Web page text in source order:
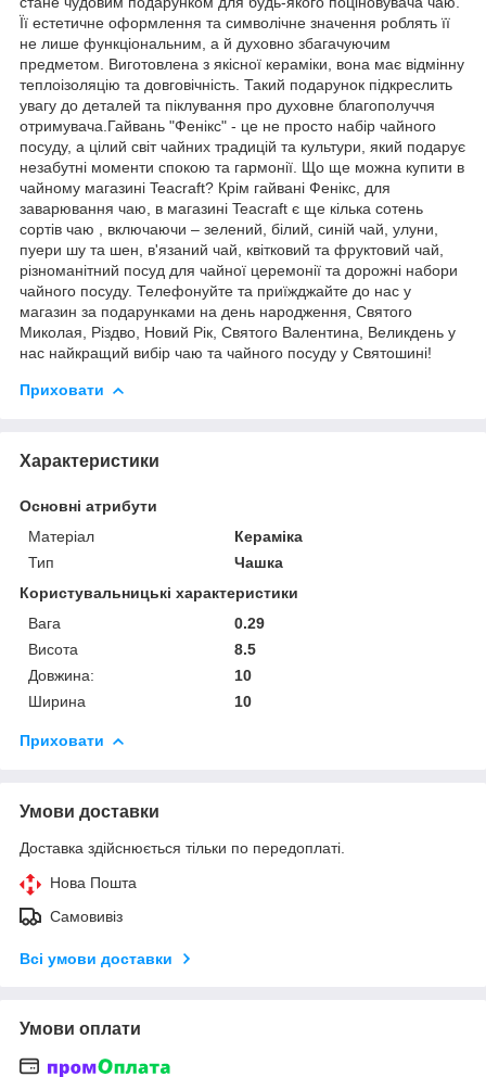
Її естетичне оформлення та символічне значення роблять її
не лише функціональним, а й духовно збагачуючим
предметом. Виготовлена з якісної кераміки, вона має відмінну
теплоізоляцію та довговічність. Такий подарунок підкреслить
увагу до деталей та піклування про духовне благополуччя
отримувача.Гайвань "Фенікс" - це не просто набір чайного
посуду, а цілий світ чайних традицій та культури, який подарує
незабутні моменти спокою та гармонії. Що ще можна купити в
чайному магазині Teacraft? Крім гайвані Фенікс, для
заварювання чаю, в магазині Teacraft є ще кілька сотень
сортів чаю , включаючи – зелений, білий, синій чай, улуни,
пуери шу та шен, в'язаний чай, квітковий та фруктовий чай,
різноманітний посуд для чайної церемонії та дорожні набори
чайного посуду. Телефонуйте та приїжджайте до нас у
магазин за подарунками на день народження, Святого
Миколая, Різдво, Новий Рік, Святого Валентина, Великдень у
нас найкращий вибір чаю та чайного посуду у Святошині!
Приховати
Характеристики
Основні атрибути
Матеріал
Кераміка
Тип
Чашка
Користувальницькі характеристики
Вага
0.29
Висота
8.5
Довжина:
10
Ширина
10
Приховати
Умови доставки
Доставка здійснюється тільки по передоплаті.
Нова Пошта
Самовивіз
Всі умови доставки
Умови оплати